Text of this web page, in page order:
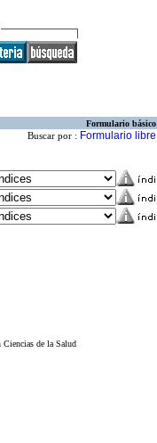
Formulario básico
Buscar por : Formulario libre
de la Salud